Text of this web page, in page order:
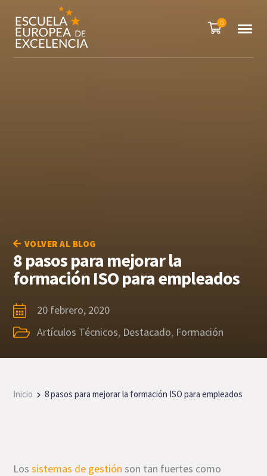
0
VOLVER AL BLOG
8 pasos para mejorar la
formación ISO para empleados
20 febrero, 2020
Artículos Técnicos, Destacado, Formación
Inicio 8 pasos para mejorar la formación ISO para empleados
Lossistemas de gestión son tan fuertes como